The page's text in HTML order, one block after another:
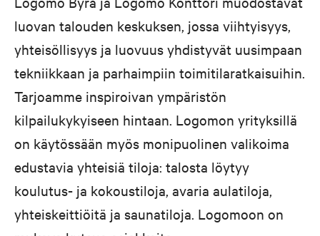
luovan talouden keskuksen, jossa viihtyisyys,
yhteisöllisyys ja luovuus yhdistyvät uusimpaan
tekniikkaan ja parhaimpiin toimitilaratkaisuihin.
Tarjoamme inspiroivan ympäristön
kilpailukykyiseen hintaan. Logomon yrityksillä
on käytössään myös monipuolinen valikoima
edustavia yhteisiä tiloja: talosta löytyy
koulutus- ja kokoustiloja, avaria aulatiloja,
yhteiskeittiöitä ja saunatiloja. Logomoon on